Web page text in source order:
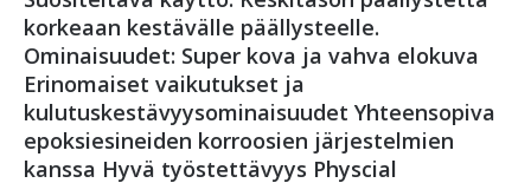
korkeaan kestävälle päällysteelle.
Ominaisuudet: Super kova ja vahva elokuva
Erinomaiset vaikutukset ja
kulutuskestävyysominaisuudet Yhteensopiva
epoksiesineiden korroosien järjestelmien
kanssa Hyvä työstettävyys Physcial